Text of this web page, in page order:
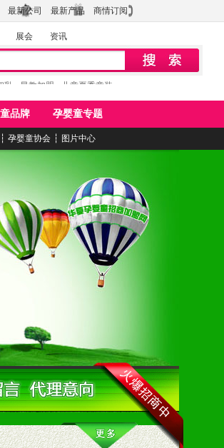
最新公司 最新产品 商情订阅
展会 资讯
乳 早教加盟 儿童夏季童装
品牌 孕婴童专题
┆ 孕婴童协会 ┆ 图片中心